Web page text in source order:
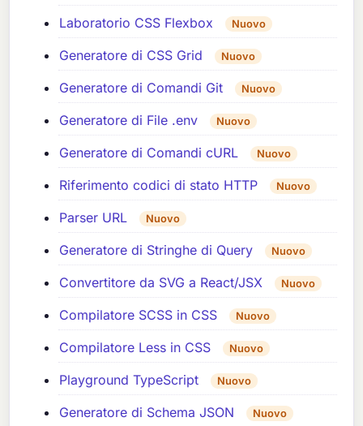
Laboratorio CSS Flexbox Nuovo
Generatore di CSS Grid Nuovo
Generatore di Comandi Git Nuovo
Generatore di File .env Nuovo
Generatore di Comandi cURL Nuovo
Riferimento codici di stato HTTP Nuovo
Parser URL Nuovo
Generatore di Stringhe di Query Nuovo
Convertitore da SVG a React/JSX Nuovo
Compilatore SCSS in CSS Nuovo
Compilatore Less in CSS Nuovo
Playground TypeScript Nuovo
Generatore di Schema JSON Nuovo